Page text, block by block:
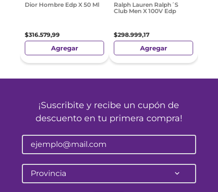
Dior Hombre Edp X 50 Ml
$316.579,99
Agregar
Ralph Lauren Ralph´S
Club Men X 100V Edp
$298.999,17
Agregar
¡Suscribite y recibe un cupón de
descuento en tu primera compra!
Provincia